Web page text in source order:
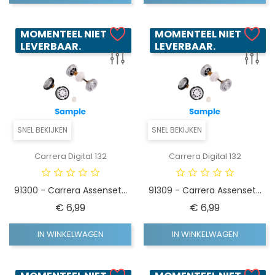
SNEL BEKIJKEN
MOMENTEEL NIET
LEVERBAAR.
Carrera Digital 132
91300 - Carrera Assenset...
€ 6,99Prijs
IN WINKELWAGEN
SNEL BEKIJKEN
MOMENTEEL NIET
LEVERBAAR.
Carrera Digital 132
91309 - Carrera Assenset...
€ 6,99Prijs
IN WINKELWAGEN